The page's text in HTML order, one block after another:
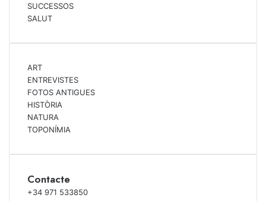
SUCCESSOS
SALUT
ART
ENTREVISTES
FOTOS ANTIGUES
HISTÒRIA
NATURA
TOPONÍMIA
Contacte
+34 971 533850